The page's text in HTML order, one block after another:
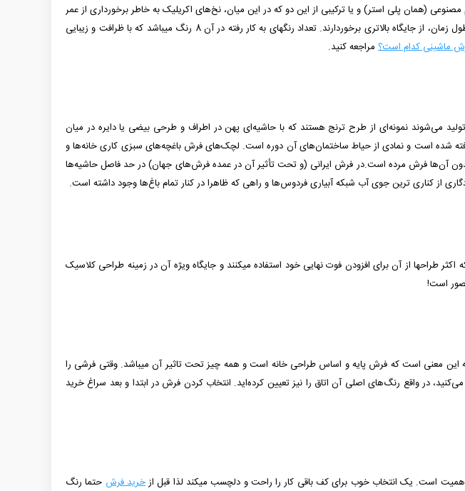
(همان پلی استر) و یا ترکیبی از این دو که در این میان، نخ‌های اکریلیک به خاطر برخورداری از عمر
طولانی تر، ثبات رنگ بیشتر در مقابل نور و شستشو، مقاومت بیشتر در برابر حرارت و حفظ ظاهر و زیبایی فرش در طول زمان، از جایگاه بالاتری برخوردارند. تعداد رنگ­­های به کار رفته در آن 8 رنگ می­باشد که با ظرافت و زیبایی
ماشینی کدام است؟ مراجعه کنید.
می‌شوند نمونه‌ای از طرح ترنج هستند که با حاشیه‌ای پهن در اطراف و طرحی بیضی یا دایره در میان
شده است و نمادی از حیاط ساختمان‌های آن دوره است. لچک‌های فرش باغچه‌های سبزی کاری خانه‌ها و
فرش مرده است.در فرش ایرانی (و تحت تأثیر آن در عمده فرش‌های جهان) در حد فاصل حاشیه‌ها
از کناری ترین جوی آب شبکه‌ آبیاری فردوس‌ها و راهی که ظاهرا در کنار تمام باغ‌ها وجود داشته است.
طراح­ها از آن برای افزودن فوت نهایی خود استفاده می­کنند و جایگاه ویژه آن در زمینه طراحی کلاسیک
است!
معنی است كه فرش پایه و اساس طراحی خانه است و همه چیز تحت تاثیر آن می­باشد. وقتی فرشی را
در واقع رنگ‌های اصلی آن اتاق را نیز تعیین كرده‌اید. انتخاب کردن فرش در ابتدا و بعد سراغ خرید
اهمیت است. یک انتخاب خوب برای کف باقی کار را راحت و دلچسب می­کند لذا قبل ازخرید فرش حتما رنگ